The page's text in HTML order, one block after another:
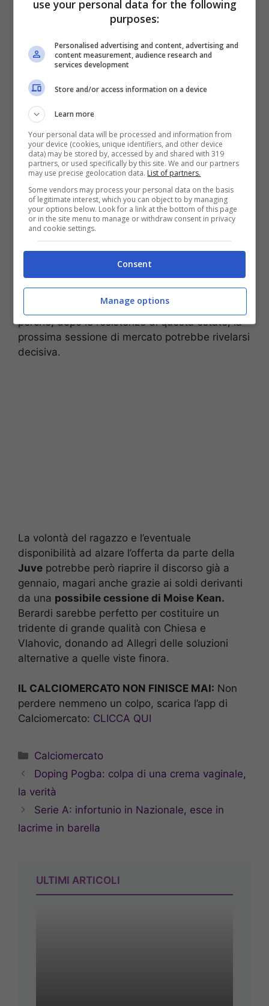
La Juventus insiste per Berardi (StopandGoal – Ansa)
A gennaio però la situazione potrebbe
cambiare. Il calciatore calabrese
Carnevali, che è uno scafatissimo uomo
mercato, sa fin troppo bene che questa
potrebbe essere l’ultima occasione per
monetizzare davvero dal suo cartellino. Ecco
perché, dopo le resistenze di questa estate, la
prossima sessione di mercato potrebbe rivelarsi
decisiva.
La volontà del ragazzo e l’eventuale
disponibilità ad alzare l’offerta da parte della
Juve potrebbe però riaprire il discorso già a
gennaio, magari anche grazie ai soldi derivanti
da una possibile cessione di Moise Kean.
Berardi sarebbe perfetto per costituire un
tridente di grande qualità con Chiesa e
Vlahovic, donando ad Allegri delle soluzioni
alternative a quelle viste finora.
IL CALCIOMERCATO NON FINISCE MAI: Non
perdere nemmeno un colpo, scarica l’app di
Calciomercato: CLICCA QUI
Categorie
Calciomercato
Doping Pogba: colpa di una crema vaginale,
la verità
Serie A: infortunio in Nazionale, esce in
lacrime in barella
ULTIMI ARTICOLI
use your personal data for the following
purposes:
Personalised advertising and content, advertising and
content measurement, audience research and
services development
Store and/or access information on a device
Learn more
Your personal data will be processed and information from
your device (cookies, unique identifiers, and other device
data) may be stored by, accessed by and shared with 319
partners, or used specifically by this site. We and our partners
may use precise geolocation data. List of partners.
Some vendors may process your personal data on the basis
of legitimate interest, which you can object to by managing
your options below. Look for a link at the bottom of this page
or in the site menu to manage or withdraw consent in privacy
and cookie settings.
Consent
Manage options